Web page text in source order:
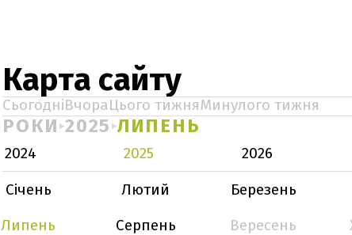
Карта сайту
СьогодніВчораЦього тижняМинулого тижня
РОКИ 2025 ЛИПЕНЬ
2024 2025
2026
Січень
Лютий Березень
Липень
Серпень Вересень